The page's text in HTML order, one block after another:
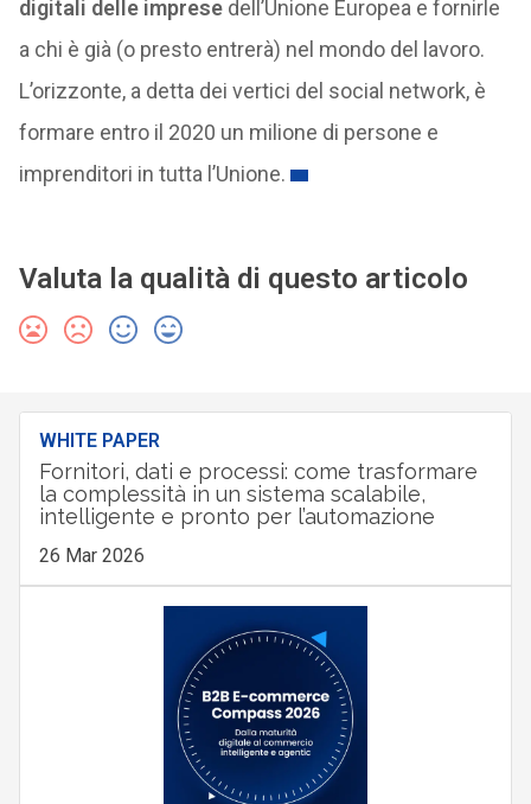
digitali delle impresedell’Unione Europea e fornirle
a chi è già (o presto entrerà) nel mondo del lavoro.
L’orizzonte, a detta dei vertici del social network, è
formare entro il 2020 un milione di persone e
imprenditori in tutta l’Unione.
Valuta la qualità di questo articolo
WHITE PAPER
Fornitori, dati e processi: come trasformare
la complessità in un sistema scalabile,
intelligente e pronto per l’automazione
26 Mar 2026